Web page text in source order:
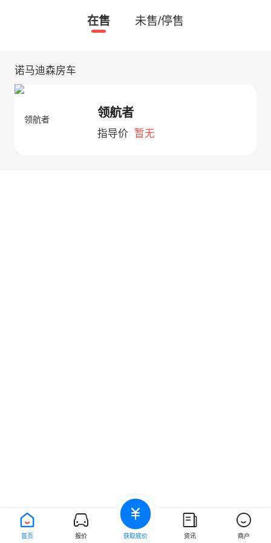
在售 未售/停售
诺马迪森房车
领航者
指导价 暂无
首页 报价 获取底价 资讯 商户